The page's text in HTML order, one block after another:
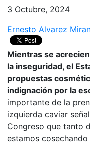
3 Octubre, 2024
Ernesto Alvarez
Mientras se
la inseguridad, el
propuestas
indignación por la
importante de la
izquierda caviar
Congreso que tanto
estamos